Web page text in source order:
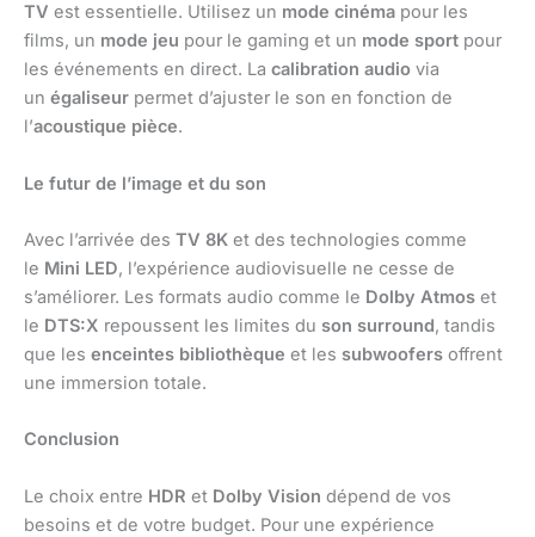
TV est essentielle. Utilisez un mode cinéma pour les
films, un mode jeu pour le gaming et un mode sport pour
les événements en direct. La calibration audio via
un égaliseur permet d’ajuster le son en fonction de
l’acoustique pièce.
Le futur de l’image et du son
Avec l’arrivée des TV 8K et des technologies comme
le Mini LED, l’expérience audiovisuelle ne cesse de
s’améliorer. Les formats audio comme le Dolby Atmos et
le DTS:X repoussent les limites du son surround, tandis
que les enceintes bibliothèque et les subwoofers offrent
une immersion totale.
Conclusion
Le choix entre HDR et Dolby Vision dépend de vos
besoins et de votre budget. Pour une expérience